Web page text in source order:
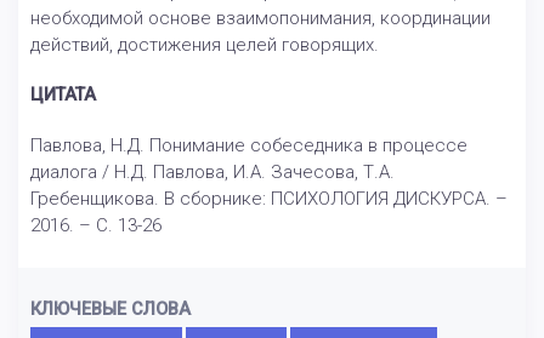
необходимой основе взаимопонимания, координации
действий, достижения целей говорящих.
ЦИТАТА
Павлова, Н.Д. Понимание собеседника в процессе
диалога / Н.Д. Павлова, И.А. Зачесова, Т.А.
Гребенщикова. В сборнике: ПСИХОЛОГИЯ ДИСКУРСА. –
2016. – С. 13-26
КЛЮЧЕВЫЕ СЛОВА